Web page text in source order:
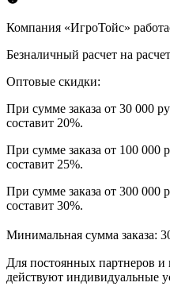
Компания «ИгроТойс»
Безналичный расчет на
Оптовые скидки:
При сумме заказа от 30 000
составит 20%.
При сумме заказа от 100 000
составит 25%.
При сумме заказа от 300 000
составит 30%.
Минимальная сумма заказа:
Для постоянных партнеров
действуют индивидуальные